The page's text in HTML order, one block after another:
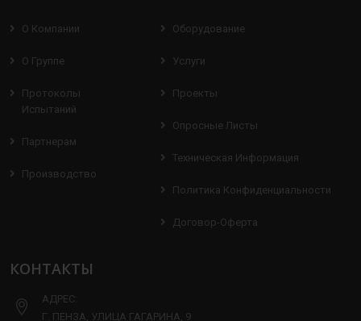
О Компании
О Группе
Протоколы
Испытаний
Партнерам
Производство
Оборудование
Услуги
Проекты
Опросные Листы
Техническая Информация
Политика Конфиденциальности
Договор-Оферта
КОНТАКТЫ
АДРЕС:
Г. ПЕНЗА, УЛИЦА ГАГАРИНА, 9